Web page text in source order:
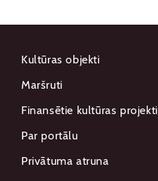
Kultūras objekti
Maršruti
Finansētie kultūras projekti
Par portālu
Privātuma atruna